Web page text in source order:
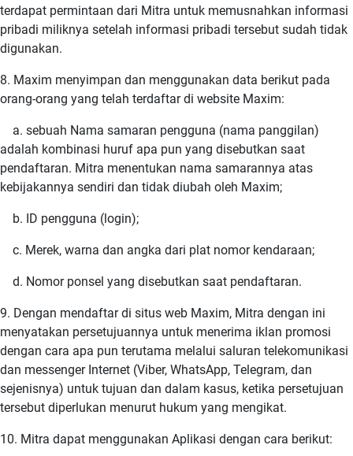
terdapat permintaan dari Mitra untuk memusnahkan informasi
pribadi miliknya setelah informasi pribadi tersebut sudah tidak
digunakan.
8. Maxim menyimpan dan menggunakan data berikut pada
orang-orang yang telah terdaftar di website Maxim:
a. sebuah Nama samaran pengguna (nama panggilan)
adalah kombinasi huruf apa pun yang disebutkan saat
pendaftaran. Mitra menentukan nama samarannya atas
kebijakannya sendiri dan tidak diubah oleh Maxim;
b. ID pengguna (login);
c. Merek, warna dan angka dari plat nomor kendaraan;
d. Nomor ponsel yang disebutkan saat pendaftaran.
9. Dengan mendaftar di situs web Maxim, Mitra dengan ini
menyatakan persetujuannya untuk menerima iklan promosi
dengan cara apa pun terutama melalui saluran telekomunikasi
dan messenger Internet (Viber, WhatsApp, Telegram, dan
sejenisnya) untuk tujuan dan dalam kasus, ketika persetujuan
tersebut diperlukan menurut hukum yang mengikat.
10. Mitra dapat menggunakan Aplikasi dengan cara berikut: